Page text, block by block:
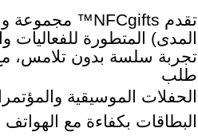
تجربة سلسة بدون تلامس،
طلب